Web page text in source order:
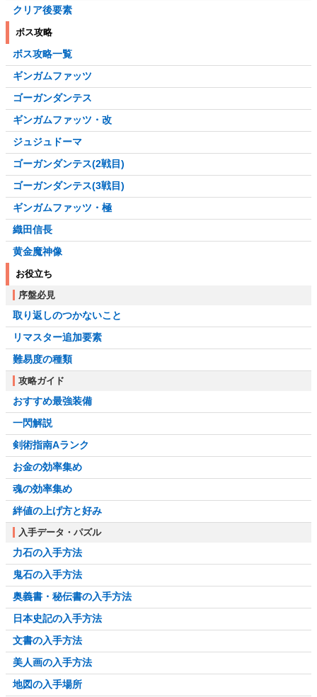
クリア後要素
ボス攻略
ボス攻略一覧
ギンガムファッツ
ゴーガンダンテス
ギンガムファッツ・改
ジュジュドーマ
ゴーガンダンテス(2戦目)
ゴーガンダンテス(3戦目)
ギンガムファッツ・極
織田信長
黄金魔神像
お役立ち
序盤必見
取り返しのつかないこと
リマスター追加要素
難易度の種類
攻略ガイド
おすすめ最強装備
一閃解説
剣術指南Aランク
お金の効率集め
魂の効率集め
絆値の上げ方と好み
入手データ・パズル
力石の入手方法
鬼石の入手方法
奥義書・秘伝書の入手方法
日本史記の入手方法
文書の入手方法
美人画の入手方法
地図の入手場所